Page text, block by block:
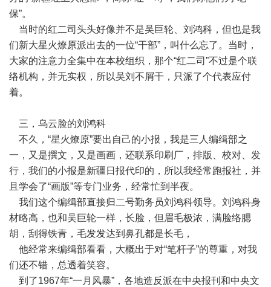
保”。
当时的红二司头头好像并不是吴巨轮、刘鸿科，但也是我
们新大星火燎原派出去的一位“干部”，叫什么忘了。当时，
大家的注意力全集中在本校组织，那个“红二司”不过是个联
络机构，并无实权，所以吴刘不屑干，只派了个代表应付
着。
三，乌云脸的刘鸿科
不久，“星火燎原”要出自己的小报，我是三人编缉部之
一，又是撰文，又是画画，还联系印刷厂，排版、校对、发
行，我们的小报是新疆日报代印的，所以我经常跑报社，并
且学会了“画版”等专门业务，经常忙到半夜。
我们这个编缉部直接归二号勤务员刘鸿科领导。刘鸿科身
材略高，也和吴巨轮一样，长脸，但眉毛极浓，满脸络腮
胡，刮得铁青，毛发发达到鼻孔都是长毛，
他经常来编缉部看看，大概出于对“笔杆子”的尊重，对我
们还不错，总透着笑容。
到了1967年“一月风暴”，各地造反派在中央报刊和中央文